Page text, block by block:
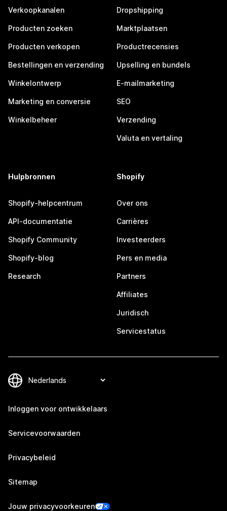
Verkoopkanalen
Producten zoeken
Producten verkopen
Bestellingen en verzending
Winkelontwerp
Marketing en conversie
Winkelbeheer
Dropshipping
Marktplaatsen
Productrecensies
Upselling en bundels
E-mailmarketing
SEO
Verzending
Valuta en vertaling
Hulpbronnen
Shopify-helpcentrum
API-documentatie
Shopify Community
Shopify-blog
Research
Shopify
Over ons
Carrières
Investeerders
Pers en media
Partners
Affiliates
Juridisch
Servicestatus
Inloggen voor ontwikkelaars
Servicevoorwaarden
Privacybeleid
Sitemap
Jouw privacyvoorkeuren